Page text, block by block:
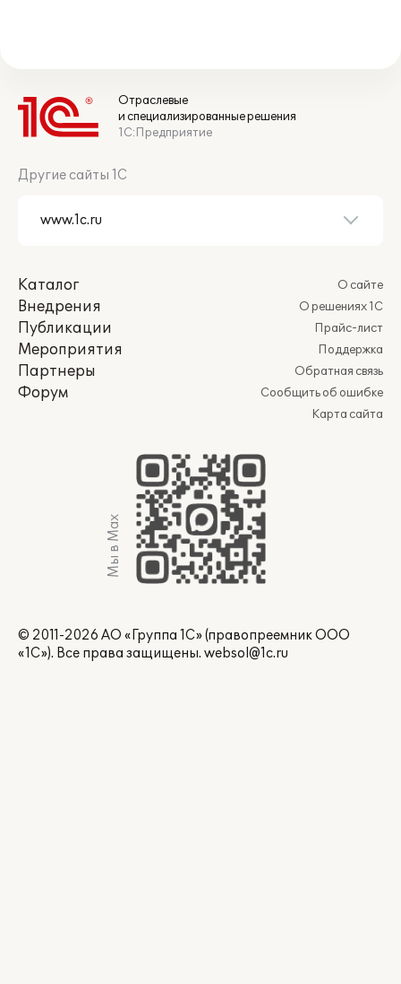
Отраслевые
и специализированные решения
1С:Предприятие
Другие сайты 1С
Каталог
Внедрения
Публикации
Мероприятия
Партнеры
Форум
О сайте
О решениях 1С
Прайс-лист
Поддержка
Обратная связь
Сообщить об ошибке
Карта сайта
Мы в Max
© 2011-2026 АО «Группа 1С» (правопреемник ООО
«1С»). Все права защищены. websol@1c.ru